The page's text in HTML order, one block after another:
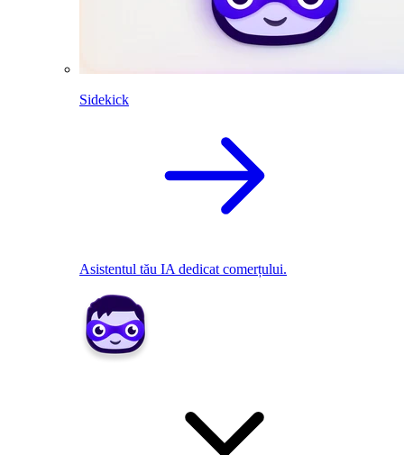
Sidekick
Asistentul tău IA dedicat comerțului.